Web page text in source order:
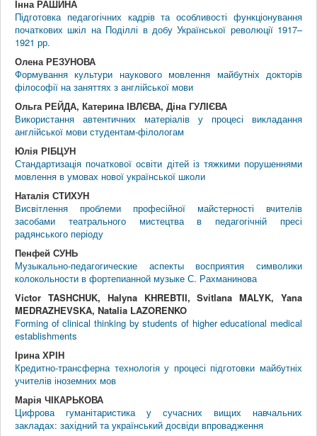
Інна РАШИНА
Підготовка педагогічних кадрів та особливості функціонування
початкових шкіл на Поділлі в добу Української революції 1917–
1921 рр.
Олена РЕЗУНОВА
Формування культури наукового мовлення майбутніх докторів
філософії на заняттях з англійської мови
Ольга РЕЙДА, Катерина ІВЛЄВА, Діна ГУЛІЄВА
Використання автентичних матеріалів у процесі викладання
англійської мови студентам-філологам
Юлія РІБЦУН
Стандартизація початкової освіти дітей із тяжкими порушеннями
мовлення в умовах нової української школи
Наталія СТИХУН
Висвітлення проблеми професійної майстерності вчителів
засобами театрального мистецтва в педагогічній пресі
радянського періоду
Пенфей СУНЬ
Музыкально-педагогические аспекты восприятия символики
колокольности в фортепианной музыке С. Рахманинова
Victor TASHCHUK, Halyna KHREBTII, Svitlana MALYK, Yana
MEDRAZHEVSKA, Natalia LAZORENKO
Forming of clinical thinking by students of higher educational medical
establishments
Ірина ХРІН
Кредитно-трансферна технологія у процесі підготовки майбутніх
учителів іноземних мов
Марія ЧІКАРЬКОВА
Цифрова гуманітаристика у сучасних вищих навчальних
закладах: західний та український досвіди впровадження